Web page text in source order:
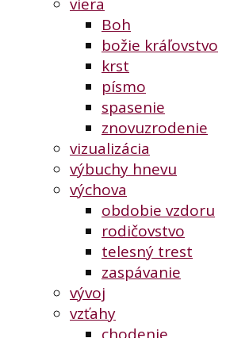
viera
Boh
božie kráľovstvo
krst
písmo
spasenie
znovuzrodenie
vizualizácia
výbuchy hnevu
výchova
obdobie vzdoru
rodičovstvo
telesný trest
zaspávanie
vývoj
vzťahy